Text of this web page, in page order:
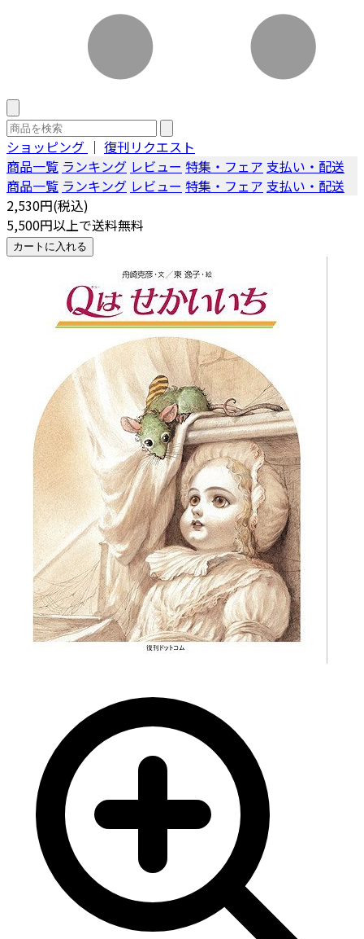
ショッピング ｜ 復刊リクエスト
商品一覧 ランキング レビュー 特集・フェア 支払い・配送
商品一覧 ランキング レビュー 特集・フェア 支払い・配送
2,530円(税込)
5,500円以上で送料無料
カートに入れる